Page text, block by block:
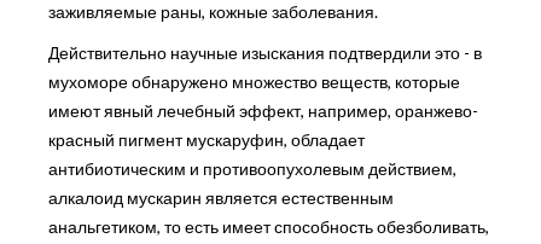
заживляемые раны, кожные заболевания.
Действительно научные изыскания подтвердили это - в
мухоморе обнаружено множество веществ, которые
имеют явный лечебный эффект, например, оранжево-
красный пигмент мускаруфин, обладает
антибиотическим и противоопухолевым действием,
алкалоид мускарин является естественным
анальгетиком, то есть имеет способность обезболивать,